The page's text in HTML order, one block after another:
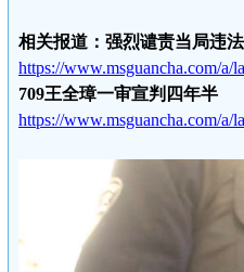
相关报道：强烈谴责当局违
https://www.msguancha.com/a/
709王全璋一审宣判四年半
https://www.msguancha.com/a/